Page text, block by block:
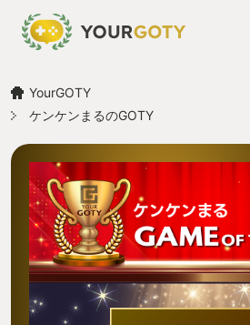
YourGOTY
ケンケンまるのGOTY